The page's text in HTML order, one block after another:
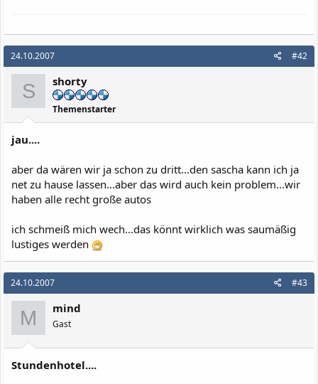
24.10.2007 #42
S shorty
Themenstarter
jau....
aber da wären wir ja schon zu dritt...den sascha kann ich ja
net zu hause lassen...aber das wird auch kein problem...wir
haben alle recht große autos
ich schmeiß mich wech...das könnt wirklich was saumäßig
lustiges werden
24.10.2007 #43
M mind
Gast
Stundenhotel....